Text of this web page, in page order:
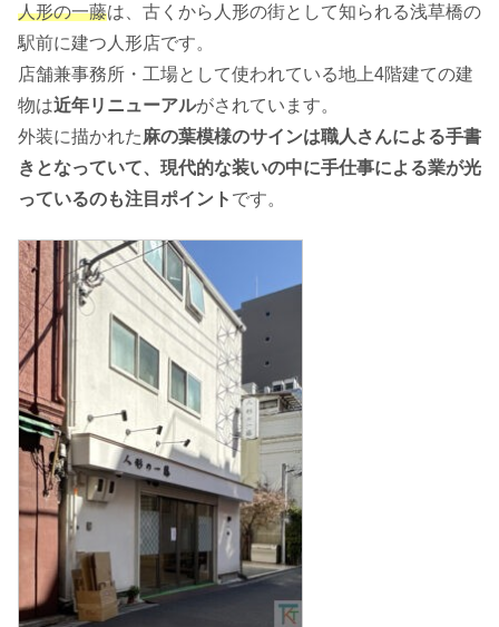
人形の一藤は、古くから人形の街として知られる浅草橋の
駅前に建つ人形店です。
店舗兼事務所・工場として使われている地上4階建ての建
物は近年リニューアルがされています。
外装に描かれた麻の葉模様のサインは職人さんによる手書
きとなっていて、現代的な装いの中に手仕事による業が光
っているのも注目ポイント です。